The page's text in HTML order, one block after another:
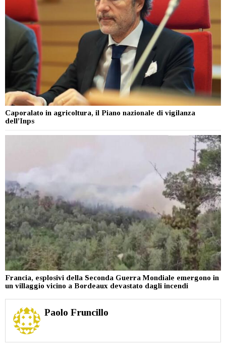
Caporalato in agricoltura, il Piano nazionale di vigilanza
dell’Inps
Francia, esplosivi della Seconda Guerra Mondiale emergono in
un villaggio vicino a Bordeaux devastato dagli incendi
Paolo Fruncillo